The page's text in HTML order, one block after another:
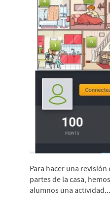
Para hacer una
partes de la casa,
alumnos una actividad...